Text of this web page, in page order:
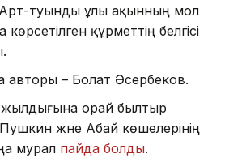
туынды ұлы ақынның мол
құрметтің белгісі
авторы – Болат Әсербеков.
орай былтыр
және Абай көшелерінің
мурал пайда болды.